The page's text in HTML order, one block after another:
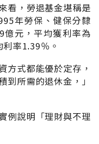
看，勞退基金堪稱是
年勞保、健保分隸
元，平均獲利率為
率1.39％。
方式都能優於定存，
到所需的退休金，」
例說明「理財與不理